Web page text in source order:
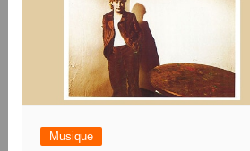
Musique